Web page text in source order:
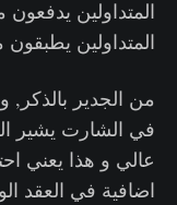
المتداولين يدفعون
المتداولين يطبقون
من الجدير بالذكر,
في الشارت يشير
عالي و هذا يعني
اضافية في العقد